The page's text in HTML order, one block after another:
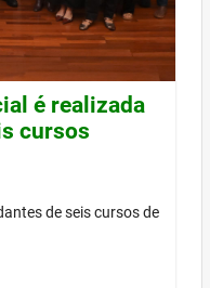
é realizada
cursos
de seis cursos de